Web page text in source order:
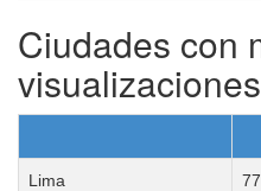
Ciudades con
visualizaciones
Lima 77